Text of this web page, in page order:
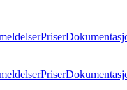
Priser
Priser